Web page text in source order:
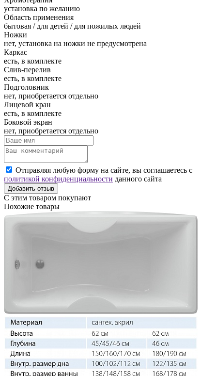
установка по желанию
Область применения
бытовая / для детей / для пожилых людей
Ножки
нет, установка на ножки не предусмотрена
Каркас
есть, в комплекте
Слив-перелив
есть, в комплекте
Подголовник
нет, приобретается отдельно
Лицевой кран
есть, в комплекте
Боковой экран
нет, приобретается отдельно
Отправляя любую форму на сайте, вы соглашаетесь с
политикой конфиденциальности данного сайта
Добавить отзыв
С этим товаром покупают
Похожие товары